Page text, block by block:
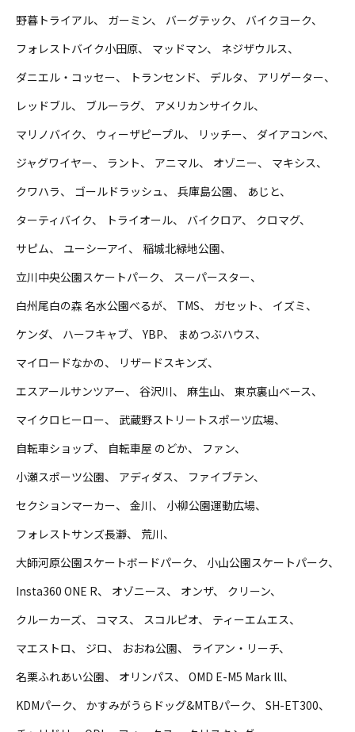
野暮トライアル
ガーミン バーグテック
バイクヨーク
フォレストバイク小田原
マッドマン
ネジザウルス
ダニエル・コッセー
トランセンド デルタ
アリゲーター
レッドブル
ブルーラグ
アメリカンサイクル
マリノバイク
ウィーザピープル リッチー
ダイアコンペ
ジャグワイヤー
ラント アニマル オゾニー
マキシス
クワハラ
ゴールドラッシュ 兵庫島公園
あじと
ターティバイク
トライオール バイクロア
クロマグ
サピム
ユーシーアイ
稲城北緑地公園
立川中央公園スケートパーク
スーパースター
白州尾白の森 名水公園べるが
TMS ガセット
イズミ
ケンダ
ハーフキャブ YBP
まめつぶハウス
マイロードなかの
リザードスキンズ
エスアールサンツアー
谷沢川 麻生山
東京裏山ベース
マイクロヒーロー
武蔵野ストリートスポーツ広場
自転車ショップ
自転車屋 のどか
ファン
小瀬スポーツ公園
アディダス
ファイブテン
セクションマーカー
金川
小柳公園運動広場
フォレストサンズ長瀞
荒川
大師河原公園スケートボードパーク
小山公園スケートパーク
Insta360 ONE R
オゾニース オンザ
クリーン
クルーカーズ
コマス スコルピオ
ティーエムエス
マエストロ
ジロ おおね公園
ライアン・リーチ
名栗ふれあい公園
オリンパス
OMD E-M5 Mark lll
KDMパーク
かすみがうらドッグ&MTBパーク
SH-ET300